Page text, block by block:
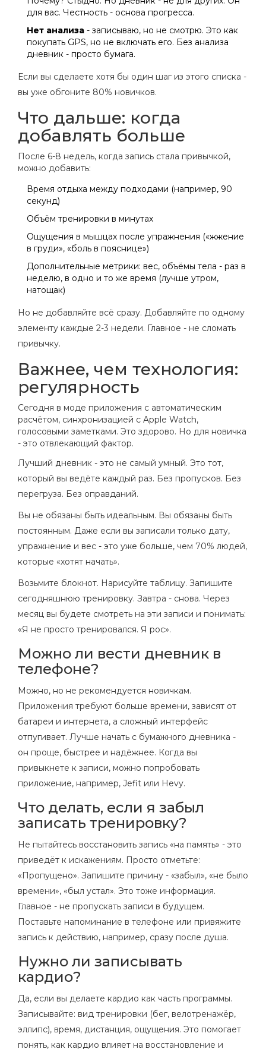
для вас. Честность - основа прогресса.
Нет анализа - записываю, но не смотрю. Это как
покупать GPS, но не включать его. Без анализа
дневник - просто бумага.
Если вы сделаете хотя бы один шаг из этого списка -
вы уже обгоните 80% новичков.
Что дальше: когда
добавлять больше
После 6-8 недель, когда запись стала привычкой,
можно добавить:
Время отдыха между подходами (например, 90
секунд)
Объём тренировки в минутах
Ощущения в мышцах после упражнения («жжение
в груди», «боль в пояснице»)
Дополнительные метрики: вес, объёмы тела - раз в
неделю, в одно и то же время (лучше утром,
натощак)
Но не добавляйте всё сразу. Добавляйте по одному
элементу каждые 2-3 недели. Главное - не сломать
привычку.
Важнее, чем технология:
регулярность
Сегодня в моде приложения с автоматическим
расчётом, синхронизацией с Apple Watch,
голосовыми заметками. Это здорово. Но для новичка
- это отвлекающий фактор.
Лучший дневник - это не самый умный. Это тот,
который вы ведёте каждый раз. Без пропусков. Без
перегруза. Без оправданий.
Вы не обязаны быть идеальным. Вы обязаны быть
постоянным. Даже если вы записали только дату,
упражнение и вес - это уже больше, чем 70% людей,
которые «хотят начать».
Возьмите блокнот. Нарисуйте таблицу. Запишите
сегодняшнюю тренировку. Завтра - снова. Через
месяц вы будете смотреть на эти записи и понимать:
«Я не просто тренировался. Я рос».
Можно ли вести дневник в
телефоне?
Можно, но не рекомендуется новичкам.
Приложения требуют больше времени, зависят от
батареи и интернета, а сложный интерфейс
отпугивает. Лучше начать с бумажного дневника -
он проще, быстрее и надёжнее. Когда вы
привыкнете к записи, можно попробовать
приложение, например, Jefit или Hevy.
Что делать, если я забыл
записать тренировку?
Не пытайтесь восстановить запись «на память» - это
приведёт к искажениям. Просто отметьте:
«Пропущено». Запишите причину - «забыл», «не было
времени», «был устал». Это тоже информация.
Главное - не пропускать записи в будущем.
Поставьте напоминание в телефоне или привяжите
запись к действию, например, сразу после душа.
Нужно ли записывать
кардио?
Да, если вы делаете кардио как часть программы.
Записывайте: вид тренировки (бег, велотренажёр,
эллипс), время, дистанция, ощущения. Это помогает
понять, как кардио влияет на восстановление и